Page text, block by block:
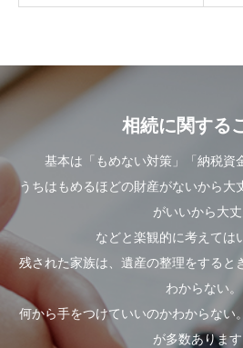
相続に関する
基本は「もめない対策」「納税資
うちはもめるほどの財産がないから大
がいいから大
などと楽観的に考えては
残された家族は、遺産の整理をすると
わからない。
何から手をつけていいのかわからない
が多数あります